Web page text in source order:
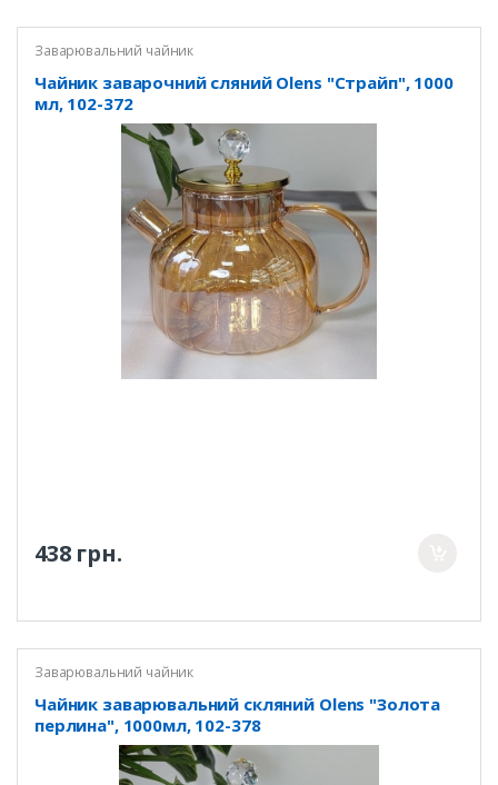
Заварювальний чайник
Чайник заварочний сляний Olens "Страйп", 1000
мл, 102-372
438 грн.
Заварювальний чайник
Чайник заварювальний скляний Olens "Золота
перлина", 1000мл, 102-378